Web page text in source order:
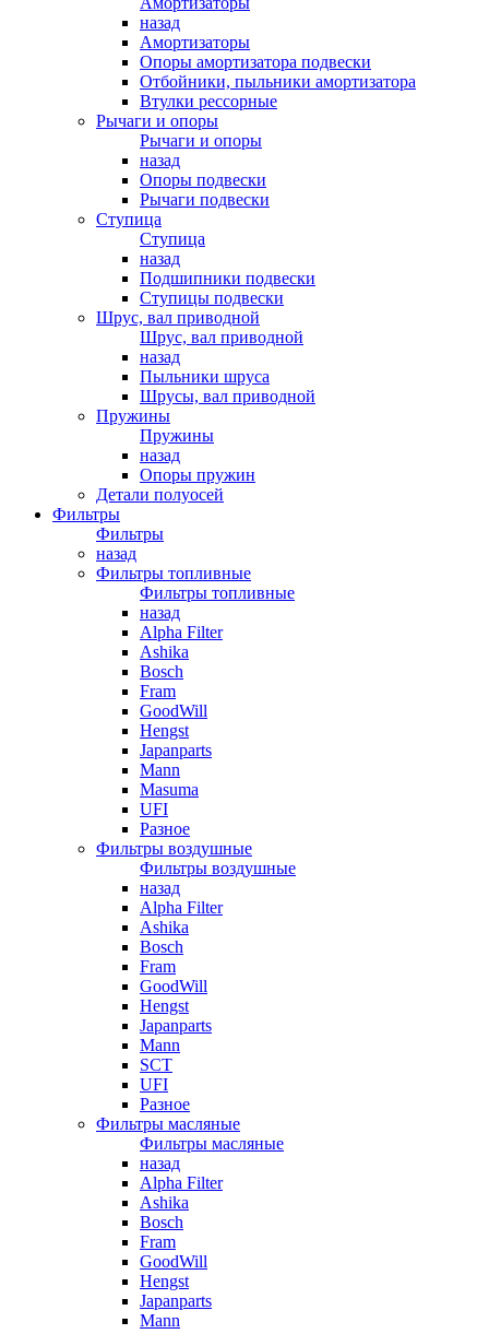
назад
Амортизаторы
Опоры амортизатора подвески
Отбойники, пыльники амортизатора
Втулки рессорные
Рычаги и опоры
Рычаги и опоры
назад
Опоры подвески
Рычаги подвески
Ступица
Ступица
назад
Подшипники подвески
Ступицы подвески
Шрус, вал приводной
Шрус, вал приводной
назад
Пыльники шруса
Шрусы, вал приводной
Пружины
Пружины
назад
Опоры пружин
Детали полуосей
Фильтры
Фильтры
назад
Фильтры топливные
Фильтры топливные
назад
Alpha Filter
Ashika
Bosch
Fram
GoodWill
Hengst
Japanparts
Mann
Masuma
UFI
Разное
Фильтры воздушные
Фильтры воздушные
назад
Alpha Filter
Ashika
Bosch
Fram
GoodWill
Hengst
Japanparts
Mann
SCT
UFI
Разное
Фильтры масляные
Фильтры масляные
назад
Alpha Filter
Ashika
Bosch
Fram
GoodWill
Hengst
Japanparts
Mann